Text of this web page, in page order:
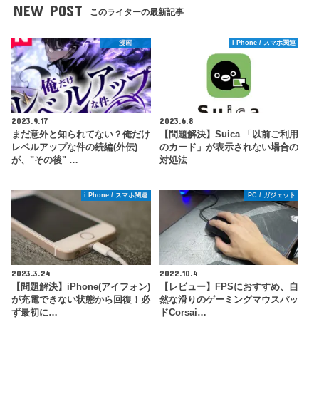
NEW POST このライターの最新記事
漫画
2023.9.17
まだ意外と知られてない？俺だけ
レベルアップな件の続編(外伝)
が、"その後" …
i Phone / スマホ関連
2023.6.8
【問題解決】Suica 「以前ご利用
のカード」が表示されない場合の
対処法
i Phone / スマホ関連
2023.3.24
【問題解決】iPhone(アイフォン)
が充電できない状態から回復！必
ず最初に…
PC / ガジェット
2022.10.4
【レビュー】FPSにおすすめ、自
然な滑りのゲーミングマウスパッ
ドCorsai…